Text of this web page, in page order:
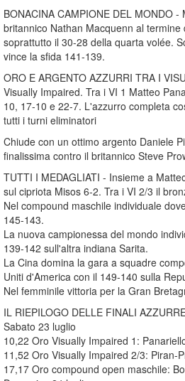
BONACINA CAMPIONE DEL MONDO
britannico Nathan Macquenn al
soprattutto il 30-28 della quarta volée.
vince la sfida 141-139.
ORO E ARGENTO AZZURRI TRA I
Visually Impaired. Tra i VI 1 Matteo
10, 17-10 e 22-7. L'azzurro completa
tutti i turni eliminatori
Chiude con un ottimo argento Daniele
finalissima contro il britannico Steve
TUTTI I MEDAGLIATI - Insieme a
sul cipriota Misos 6-2. Tra i VI 2/3 il
Nel compound maschile individuale
145-143.
La nuova campionessa del mondo
139-142 sull'altra indiana Sarita.
La Cina domina la gara a squadre
Uniti d'America con il 149-140 sulla
Nel femminile vittoria per la Gran
IL RIEPILOGO DELLE FINALI
Sabato 23 luglio
10,22 Oro Visually Impaired 1:
11,52 Oro Visually Impaired 2/3: Piran-
17,17 Oro compound open maschile: